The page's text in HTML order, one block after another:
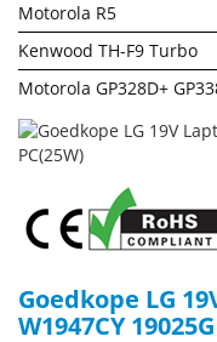
Motorola R5
Kenwood TH-F9 Turbo
Motorola GP328D+
Goedkope LG
W1947CY